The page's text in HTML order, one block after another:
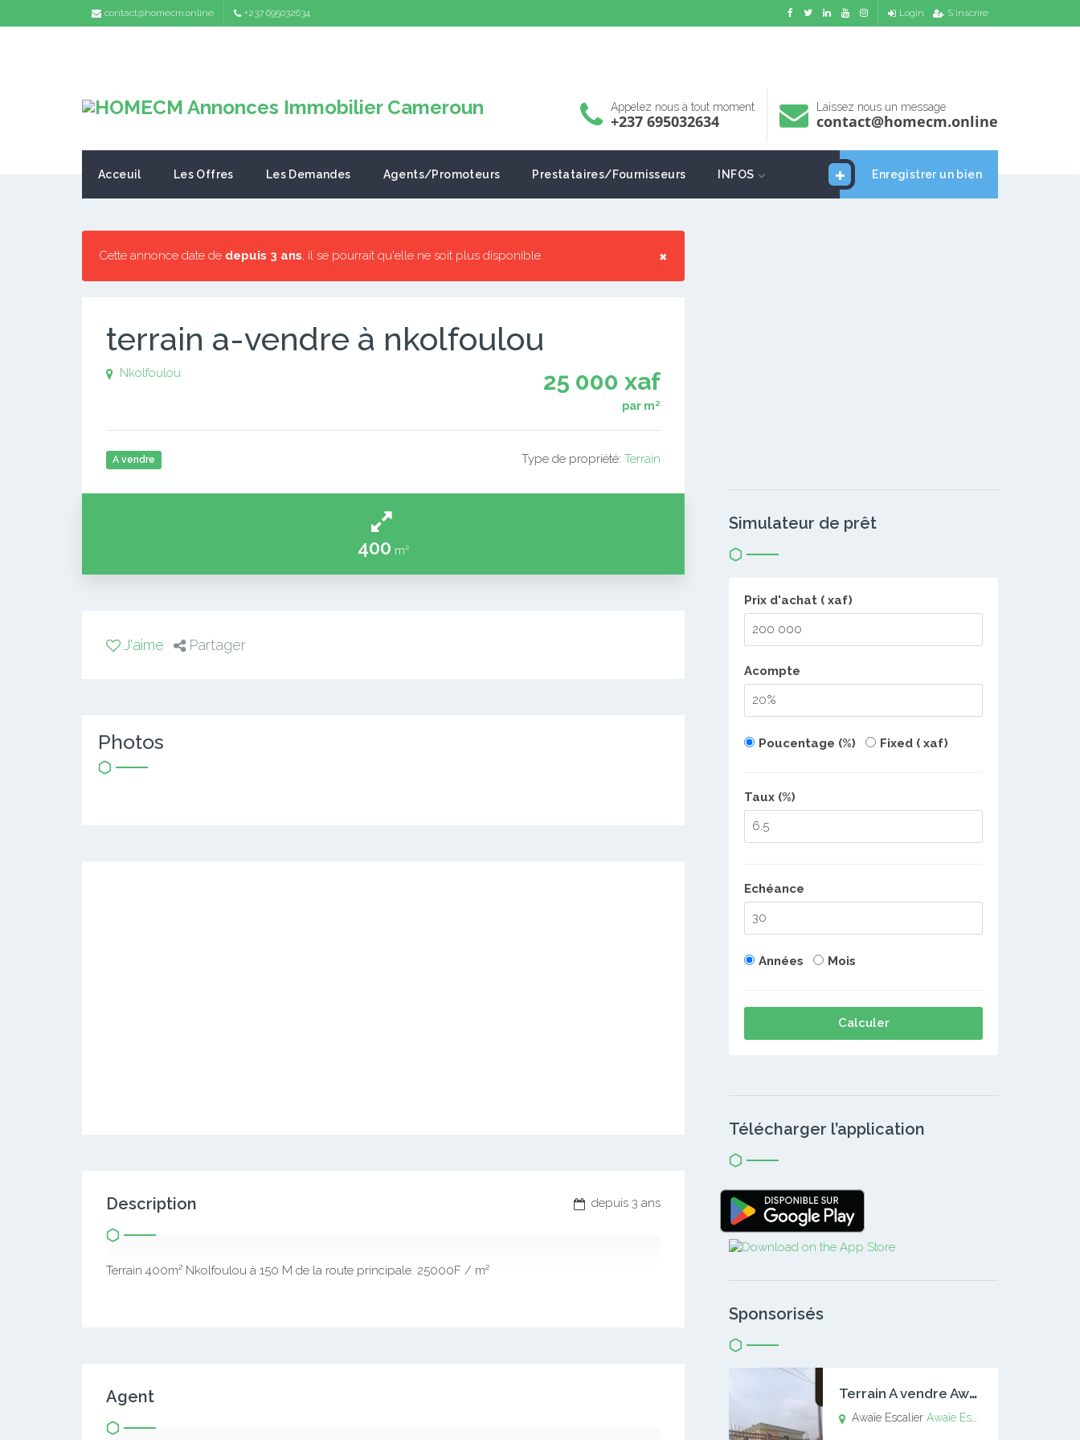
contact@homecm.online +237 695032634 Login S'inscrire
Appelez nous à tout moment
+237 695032634
Laissez nous un message
contact@homecm.online
Enregistrer un bien
Acceuil Les Offres Les Demandes Agents/Promoteurs Prestataires/Fournisseurs INFOS
×
Cette annonce date de depuis 3 ans, il se pourrait qu'elle ne soit plus disponible.
terrain a-vendre à nkolfoulou
25 000 xaf
par m²
Nkolfoulou
A vendre Type de propriété: Terrain
400 m²
J'aime Partager
Photos
depuis 3 ans
Description
Terrain 400m² Nkolfoulou à 150 M de la route principale. 25000F / m²
Agent
Simulateur de prêt
Prix d'achat ( xaf)
Acompte
Poucentage (%) Fixed ( xaf)
Taux (%)
Echéance
Années Mois
Calculer
Télécharger l’application
Sponsorisés
T
errain A vendre Awaïe Escalier
Awaïe EscalierAwaïe Escalier